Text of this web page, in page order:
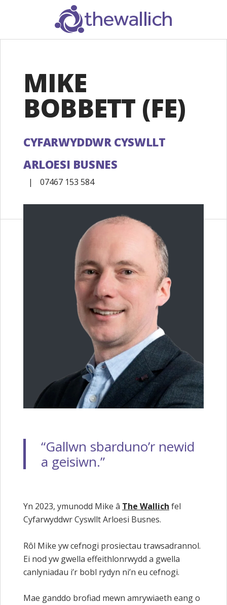
SEARCH
MIKE
BOBBETT (FE)
CYFARWYDDWR CYSWLLT
ARLOESI BUSNES
| 07467 153 584
“Gallwn sbarduno’r newid
a geisiwn.”
Yn 2023, ymunodd Mike â The Wallich fel
Cyfarwyddwr Cyswllt Arloesi Busnes.
Rôl Mike yw cefnogi prosiectau trawsadrannol.
Ei nod yw gwella effeithlonrwydd a gwella
canlyniadau i’r bobl rydyn ni’n eu cefnogi.
Mae ganddo brofiad mewn amrywiaeth eang o